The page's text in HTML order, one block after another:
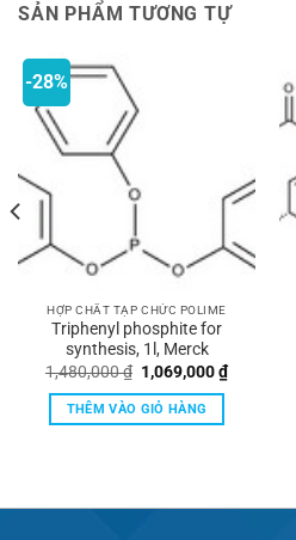
SẢN PHẨM TƯƠNG TỰ
-28%
HỢP CHẤT TẠP CHỨC POLIME
Triphenyl phosphite for
synthesis, 1l, Merck
1,480,000₫ Giá
gốc
là:
1,480,000 ₫.
1,069,000₫Giá
hiện
THÊM VÀO GIỎ HÀNG